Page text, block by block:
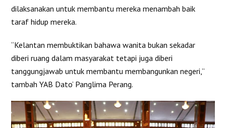
dilaksanakan untuk membantu mereka menambah baik
taraf hidup mereka.
“Kelantan membuktikan bahawa wanita bukan sekadar
diberi ruang dalam masyarakat tetapi juga diberi
tanggungjawab untuk membantu membangunkan negeri,”
tambah YAB Dato’ Panglima Perang.